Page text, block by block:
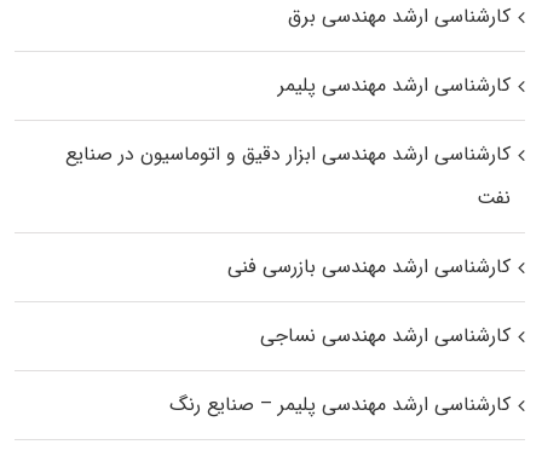
کارشناسی ارشد مهندسی برق
کارشناسی ارشد مهندسی پلیمر
کارشناسی ارشد مهندسی ابزار دقیق و اتوماسیون در صنایع
نفت
کارشناسی ارشد مهندسی بازرسی فنی
کارشناسی ارشد مهندسی نساجی
کارشناسی ارشد مهندسی پلیمر – صنایع رنگ